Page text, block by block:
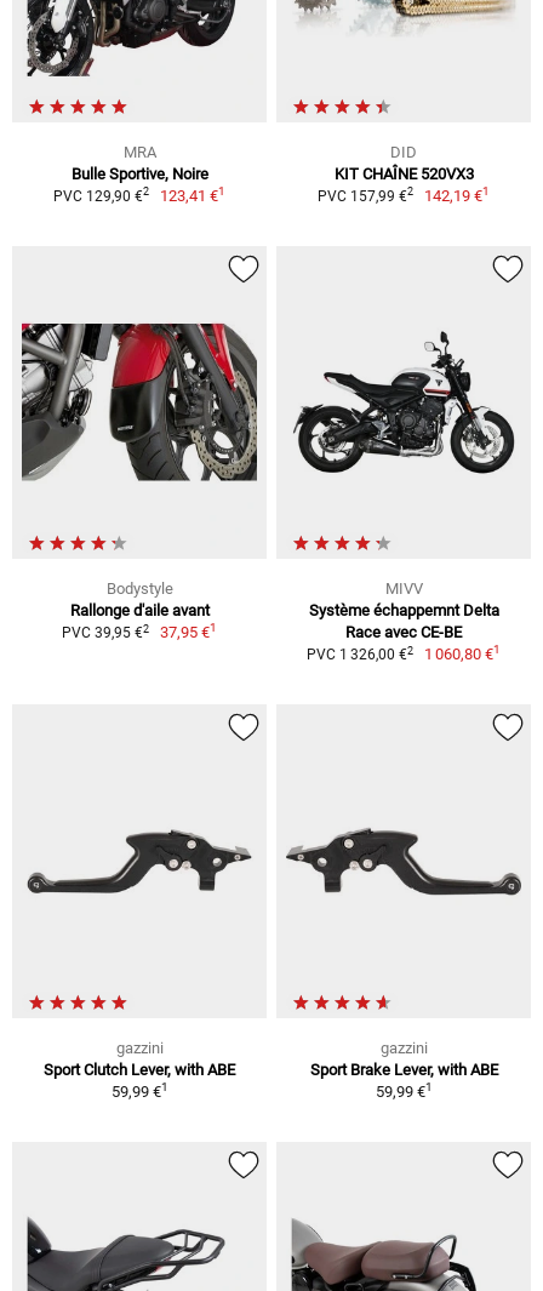
MRA
Bulle Sportive, Noire
PVC 129,90 €2 123,41 €1
DID
KIT CHAÎNE 520VX3
PVC 157,99 €2 142,19 €1
Bodystyle
Rallonge d'aile avant
PVC 39,95 €2 37,95 €1
MIVV
Système échappemnt Delta
Race avec CE-BE
PVC 1 326,00 €2 1 060,80 €1
gazzini
Sport Clutch Lever, with ABE
59,99 €1
gazzini
Sport Brake Lever, with ABE
59,99 €1